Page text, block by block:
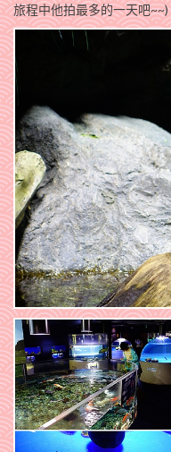
旅程中他拍最多的一天吧~~)